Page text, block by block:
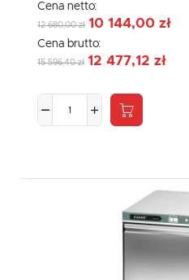
Cena netto:
12 680,00 zł 10 144,00 zł
Cena brutto:
15 596,40 zł 12 477,12 zł